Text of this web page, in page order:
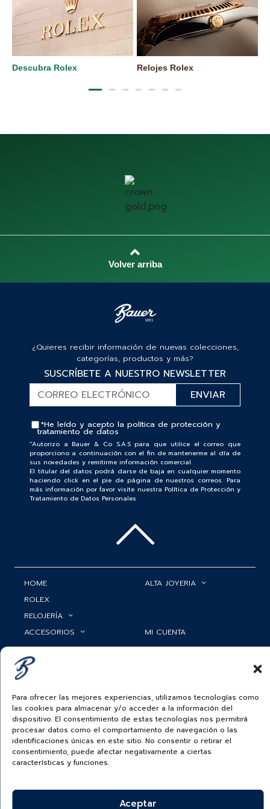
Para ofrecer las mejores experiencias, utilizamos tecnologías como
las cookies para almacenar y/o acceder a la información del
dispositivo. El consentimiento de estas tecnologías nos permitirá
procesar datos como el comportamiento de navegación o las
identificaciones únicas en este sitio. No consentir o retirar el
consentimiento, puede afectar negativamente a ciertas
características y funciones.
Aceptar
Descubra Rolex Relojes Rolex
¿Quieres recibir información de nuevas colecciones,
categorías, productos y más?
SUSCRÍBETE A NUESTRO NEWSLETTER
*He leído y acepto la política de protección y
tratamiento de datos
“Autorizo a Bauer & Co S.A.S para que utilice el correo que
proporciono a continuación con el fin de mantenerme al día de
sus novedades y remitirme información comercial.
El titular del datos podrá darse de baja en cualquier momento
haciendo click en el pie de página de nuestros correos. Para
más información por favor visite nuestra Política de Protección y
Tratamiento de Datos Personales
HOME
ROLEX
RELOJERÍA
ALTA JOYERIA
ACCESORIOS
MI CUENTA
SIGUENOS EN
ECUADOR
BAUER & CO SAS. TODOS LOS DERECHOS
RESERVADOS.
POLÍTICA DE ENVÍOS